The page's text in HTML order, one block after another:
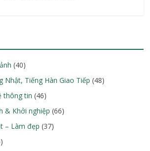
(40)
Nhật, Tiếng Hàn Giao Tiếp (48)
thông tin (46)
& Khởi nghiệp (66)
– Làm đẹp (37)